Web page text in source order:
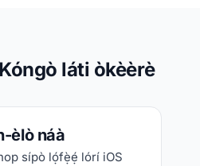
láti òkèèrè
èlò náà
sípò lọ́fẹ̀ẹ́ lórí iOS